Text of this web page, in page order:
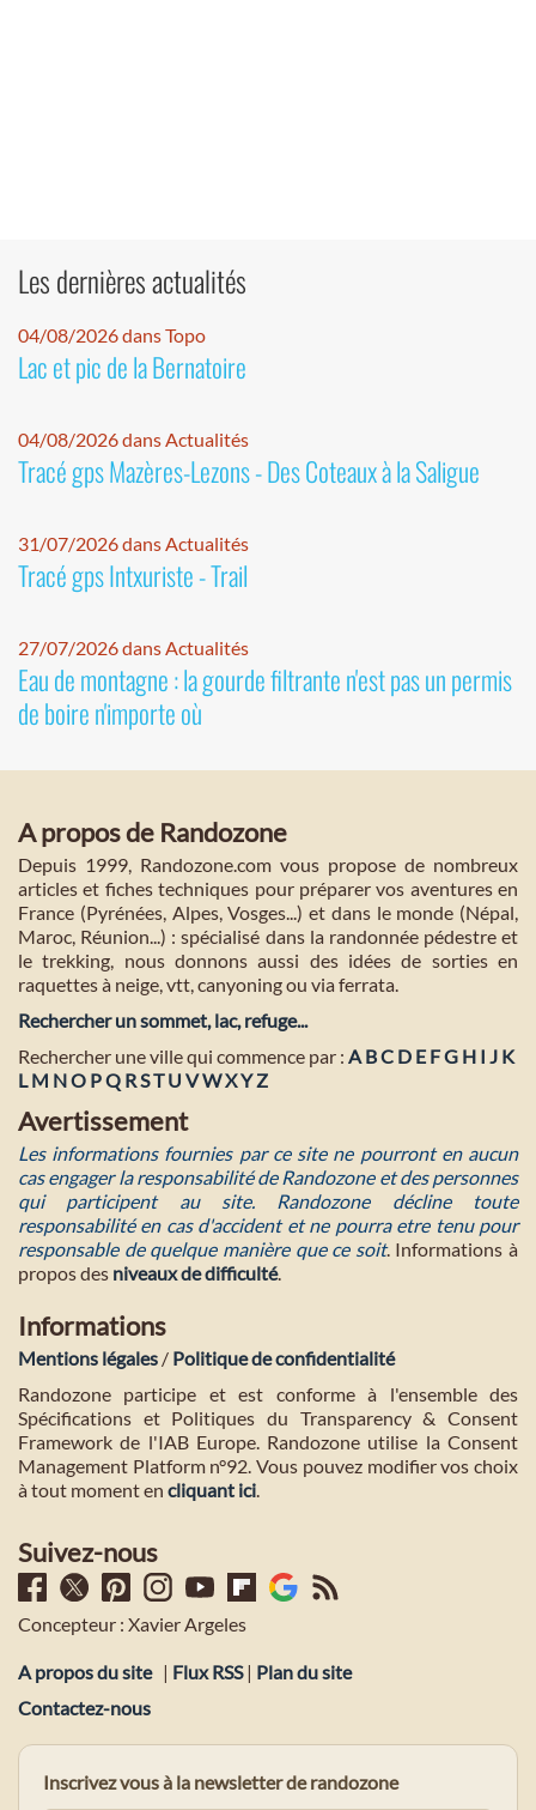
Les dernières actualités
04/08/2026 dans Topo
Lac et pic de la Bernatoire
04/08/2026 dans Actualités
Tracé gps Mazères-Lezons - Des Coteaux à la Saligue
31/07/2026 dans Actualités
Tracé gps Intxuriste - Trail
27/07/2026 dans Actualités
Eau de montagne : la gourde filtrante n'est pas un permis
de boire n'importe où
A propos de Randozone
Depuis 1999, Randozone.com vous propose de nombreux
articles et fiches techniques pour préparer vos aventures en
France (Pyrénées, Alpes, Vosges...) et dans le monde (Népal,
Maroc, Réunion...) : spécialisé dans la randonnée pédestre et
le trekking, nous donnons aussi des idées de sorties en
raquettes à neige, vtt, canyoning ou via ferrata.
Rechercher un sommet, lac, refuge...
Rechercher une ville qui commence par : A BC D E FG H I J K
L M NO PQ RST U VWXYZ
Avertissement
Les informations fournies par ce site ne pourront en aucun
cas engager la responsabilité de Randozone et des personnes
qui participent au site. Randozone décline toute
responsabilité en cas d'accident et ne pourra etre tenu pour
responsable de quelque manière que ce soit. Informations à
propos des niveaux de difficulté.
Informations
Mentions légales / Politique de confidentialité
Randozone participe et est conforme à l'ensemble des
Spécifications et Politiques du Transparency & Consent
Framework de l'IAB Europe. Randozone utilise la Consent
Management Platform n°92. Vous pouvez modifier vos choix
à tout moment en cliquant ici.
Suivez-nous
Concepteur : Xavier Argeles
A propos du site | Flux RSS| Plan du site
Contactez-nous
Inscrivez vous à la newsletter de randozone